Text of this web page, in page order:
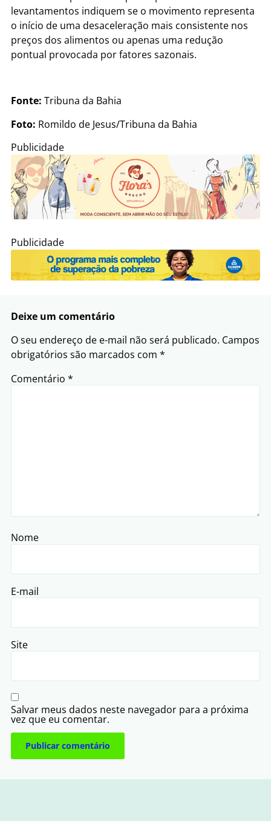
levantamentos indiquem se o movimento representa
o início de uma desaceleração mais consistente nos
preços dos alimentos ou apenas uma redução
pontual provocada por fatores sazonais.
Fonte: Tribuna da Bahia
Foto: Romildo de Jesus/Tribuna da Bahia
Publicidade
Publicidade
Deixe um comentário
O seu endereço de e-mail não será publicado. Campos
obrigatórios são marcados com *
Comentário *
Nome
E-mail
Site
Salvar meus dados neste navegador para a próxima
vez que eu comentar.